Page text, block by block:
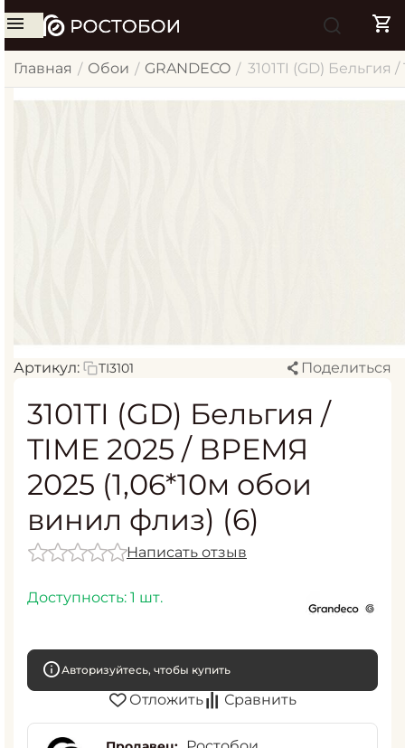
Главная / Обои / GRANDECO / 3101TI (GD)
Артикул: TI3101 Поделиться
3101TI (GD) Бельгия /
TIME 2025 / ВРЕМЯ
2025 (1,06*10м обои
винил флиз) (6)
Написать отзыв
Доступность: 1 шт.
Авторизуйтесь, чтобы купить
Отложить Сравнить